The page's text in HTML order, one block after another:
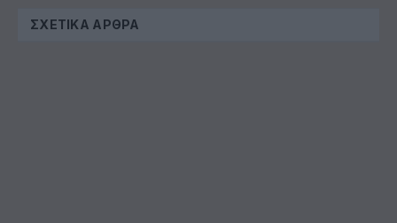
ΣΧΕΤΙΚΆ ΆΡΘΡΑ